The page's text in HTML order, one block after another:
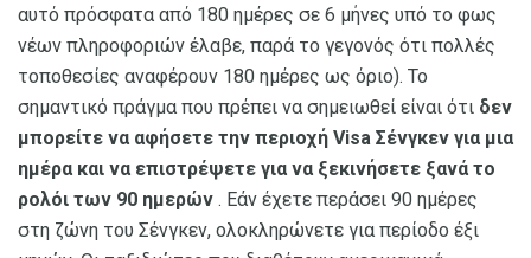
αυτό πρόσφατα από 180 ημέρες σε 6 μήνες υπό το φως
νέων πληροφοριών έλαβε, παρά το γεγονός ότι πολλές
τοποθεσίες αναφέρουν 180 ημέρες ως όριο). Το
σημαντικό πράγμα που πρέπει να σημειωθεί είναι ότι δεν
μπορείτε να αφήσετε την περιοχή Visa Σένγκεν για μια
ημέρα και να επιστρέψετε για να ξεκινήσετε ξανά το
ρολόι των 90 ημερών . Εάν έχετε περάσει 90 ημέρες
στη ζώνη του Σένγκεν, ολοκληρώνετε για περίοδο έξι